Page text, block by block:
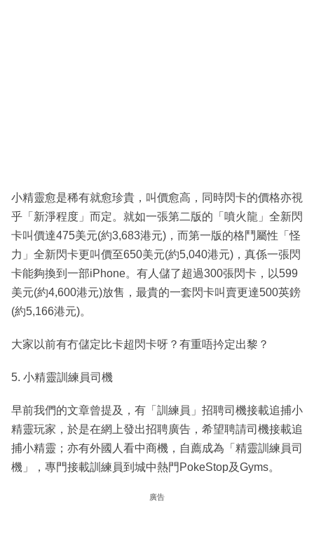
小精靈愈是稀有就愈珍貴，叫價愈高，同時閃卡的價格亦視
乎「新淨程度」而定。就如一張第二版的「噴火龍」全新閃
卡叫價達475美元(約3,683港元)，而第一版的格鬥屬性「怪
力」全新閃卡更叫價至650美元(約5,040港元)，真係一張閃
卡能夠換到一部iPhone。有人儲了超過300張閃卡，以599
美元(約4,600港元)放售，最貴的一套閃卡叫賣更達500英鎊
(約5,166港元)。
大家以前有冇儲定比卡超閃卡呀？有重唔扲定出黎？
5. 小精靈訓練員司機
早前我們的文章曾提及，有「訓練員」招聘司機接載追捕小
精靈玩家，於是在網上發出招聘廣告，希望聘請司機接載追
捕小精靈；亦有外國人看中商機，自薦成為「精靈訓練員司
機」，專門接載訓練員到城中熱門PokeStop及Gyms。
廣告